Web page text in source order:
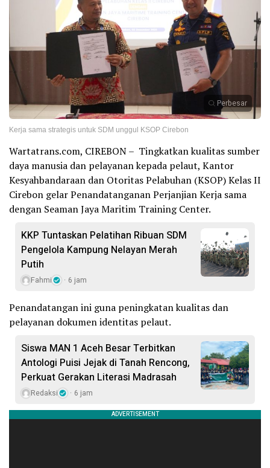
Perbesar
Kerja sama strategis untuk SDM unggul KSOP Cirebon
Wartatrans.com, CIREBON – Tingkatkan kualitas sumber
daya manusia dan pelayanan kepada pelaut, Kantor
Kesyahbandaraan dan Otoritas Pelabuhan (KSOP) Kelas II
Cirebon gelar Penandatanganan Perjanjian Kerja sama
dengan Seaman Jaya Maritim Training Center.
KKP Tuntaskan Pelatihan Ribuan SDM
Pengelola Kampung Nelayan Merah
Putih
Fahmi 6 jam
Penandatangan ini guna peningkatan kualitas dan
pelayanan dokumen identitas pelaut.
Siswa MAN 1 Aceh Besar Terbitkan
Antologi Puisi Jejak di Tanah Rencong,
Perkuat Gerakan Literasi Madrasah
Redaksi 6 jam